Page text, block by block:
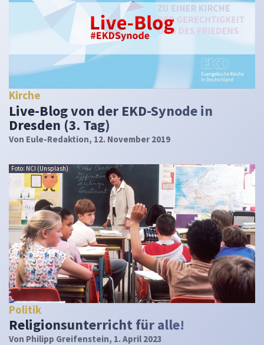
Kirche
Live-Blog von der EKD-Synode in
Dresden (3. Tag)
Von Eule-Redaktion, 12. November 2019
Foto: NCI (Unsplash)
Politik
Religionsunterricht für alle!
Von Philipp Greifenstein, 1. April 2023